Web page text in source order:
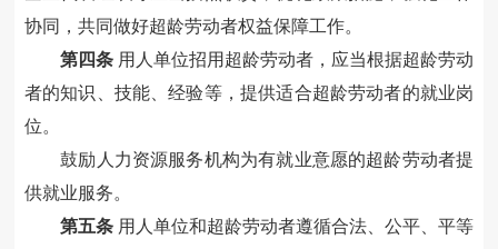
协同，共同做好超龄劳动者权益保障工作。
第四条用人单位招用超龄劳动者，应当根据超龄劳动
者的知识、技能、经验等，提供适合超龄劳动者的就业岗
位。
鼓励人力资源服务机构为有就业意愿的超龄劳动者提
供就业服务。
第五条用人单位和超龄劳动者遵循合法、公平、平等